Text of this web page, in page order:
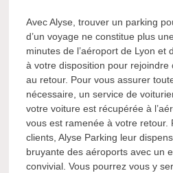
Avec Alyse, trouver un parking
d’un voyage ne constitue plus
minutes de l’aéroport de Lyon et
à votre disposition pour rejoindre
au retour. Pour vous assurer
nécessaire, un service de
votre voiture est récupérée à
vous est ramenée à votre retour.
clients, Alyse Parking leur
bruyante des aéroports avec un
convivial. Vous pourrez vous y